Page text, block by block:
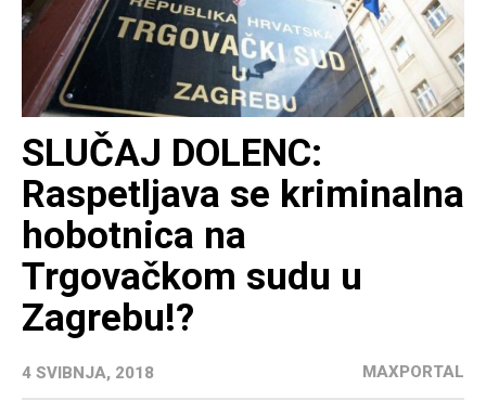
SLUČAJ DOLENC:
Raspetljava se kriminalna
hobotnica na
Trgovačkom sudu u
Zagrebu!?
4 SVIBNJA, 2018 MAXPORTAL